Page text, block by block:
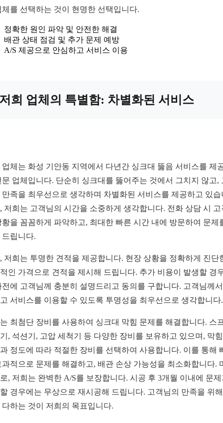
체를 선택하는 것이 현명한 선택입니다.
정확한 원인 파악 및 안전한 해결
배관 상태 점검 및 추가 문제 예방
A/S 제공으로 안심하고 서비스 이용
희 업체의 특별함: 차별화된 서비스
업체는 화성 기안동 지역에서 다년간 싱크대 뚫음 서비스를 제
문 업체입니다. 단순히 싱크대를 뚫어주는 것에서 그치지 않고,
만족을 최우선으로 생각하며 차별화된 서비스를 제공하고 있습
저희는 고객님의 시간을 소중하게 생각합니다. 전화 상담 시 고
황을 꼼꼼하게 파악하고, 최대한 빠른 시간 내에 방문하여 문제
드립니다.
저희는 투명한 견적을 제공합니다. 현장 상황을 정확하게 진단
인 가격으로 견적을 제시해 드립니다. 추가 비용이 발생할 경
전에 고객님께 충분히 설명드리고 동의를 구합니다. 고객님께
서비스를 이용할 수 있도록 투명성을 최우선으로 생각합니다.
최첨단 장비를 사용하여 싱크대 막힘 문제를 해결합니다. 스
, 석션기, 고압 세척기 등 다양한 장비를 보유하고 있으며, 막
정도에 따라 적절한 장비를 선택하여 사용합니다. 이를 통해
과적으로 문제를 해결하고, 배관 손상 가능성을 최소화합니다.
, 저희는 완벽한 A/S를 보장합니다. 시공 후 3개월 이내에 문
경우에는 무상으로 재시공해 드립니다. 고객님의 만족을 위
다하는 것이 저희의 목표입니다.